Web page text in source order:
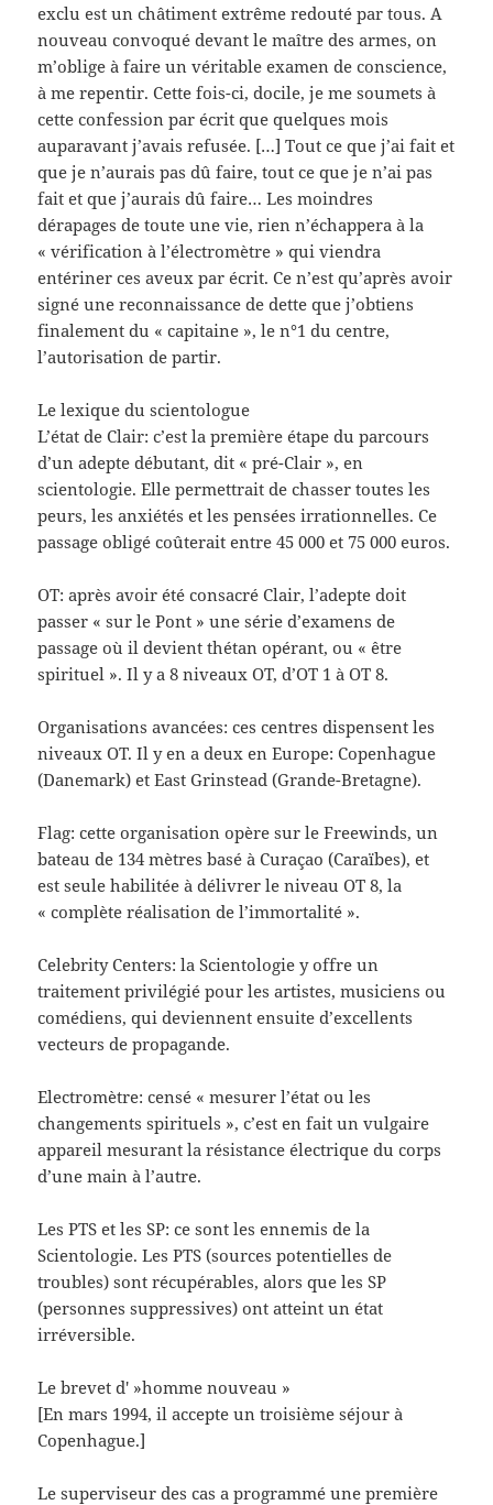
exclu est un châtiment extrême redouté par tous. A
nouveau convoqué devant le maître des armes, on
m’oblige à faire un véritable examen de conscience,
à me repentir. Cette fois-ci, docile, je me soumets à
cette confession par écrit que quelques mois
auparavant j’avais refusée. […] Tout ce que j’ai fait et
que je n’aurais pas dû faire, tout ce que je n’ai pas
fait et que j’aurais dû faire… Les moindres
dérapages de toute une vie, rien n’échappera à la
« vérification à l’électromètre » qui viendra
entériner ces aveux par écrit. Ce n’est qu’après avoir
signé une reconnaissance de dette que j’obtiens
finalement du « capitaine », le n°1 du centre,
l’autorisation de partir.
Le lexique du scientologue
L’état de Clair: c’est la première étape du parcours
d’un adepte débutant, dit « pré-Clair », en
scientologie. Elle permettrait de chasser toutes les
peurs, les anxiétés et les pensées irrationnelles. Ce
passage obligé coûterait entre 45 000 et 75 000 euros.
OT: après avoir été consacré Clair, l’adepte doit
passer « sur le Pont » une série d’examens de
passage où il devient thétan opérant, ou « être
spirituel ». Il y a 8 niveaux OT, d’OT 1 à OT 8.
Organisations avancées: ces centres dispensent les
niveaux OT. Il y en a deux en Europe: Copenhague
(Danemark) et East Grinstead (Grande-Bretagne).
Flag: cette organisation opère sur le Freewinds, un
bateau de 134 mètres basé à Curaçao (Caraïbes), et
est seule habilitée à délivrer le niveau OT 8, la
« complète réalisation de l’immortalité ».
Celebrity Centers: la Scientologie y offre un
traitement privilégié pour les artistes, musiciens ou
comédiens, qui deviennent ensuite d’excellents
vecteurs de propagande.
Electromètre: censé « mesurer l’état ou les
changements spirituels », c’est en fait un vulgaire
appareil mesurant la résistance électrique du corps
d’une main à l’autre.
Les PTS et les SP: ce sont les ennemis de la
Scientologie. Les PTS (sources potentielles de
troubles) sont récupérables, alors que les SP
(personnes suppressives) ont atteint un état
irréversible.
Le brevet d' »homme nouveau »
[En mars 1994, il accepte un troisième séjour à
Copenhague.]
Le superviseur des cas a programmé une première